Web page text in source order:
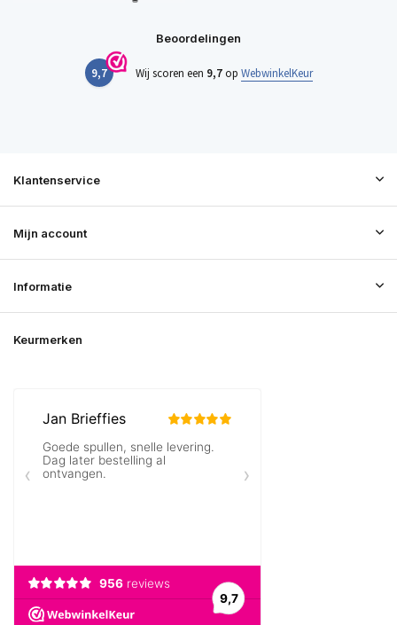
Beoordelingen
9,7 Wij scoren een 9,7op WebwinkelKeur
Klantenservice
Mijn account
Informatie
Keurmerken